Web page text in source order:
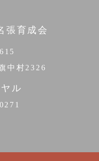
張育成会
中村2326
ル